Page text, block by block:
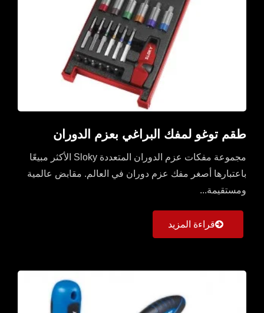
طقم توغو لمفك البراغي بعزم الدوران
مجموعة مفكات عزم الدوران المتعددة Sloky الأكثر مبيعًا
باعتبارها أصغر مفك عزم دوران في العالم. مقابض عالمية
ومستقيمة...
قراءة المزيد